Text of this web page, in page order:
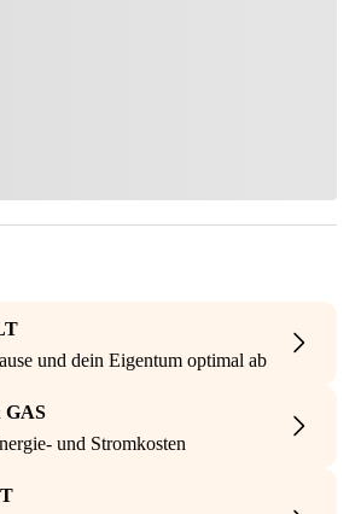
und dein Eigentum optimal ab
GAS
und Stromkosten